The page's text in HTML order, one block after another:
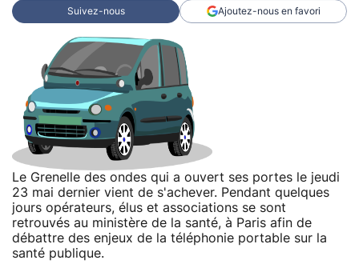
Suivez-nous Ajoutez-nous en favori
Le Grenelle des ondes qui a ouvert ses portes le jeudi
23 mai dernier vient de s'achever. Pendant quelques
jours opérateurs, élus et associations se sont
retrouvés au ministère de la santé, à Paris afin de
débattre des enjeux de la téléphonie portable sur la
santé publique.